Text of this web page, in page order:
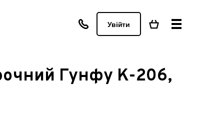
Увійти
Гунфу K-206,